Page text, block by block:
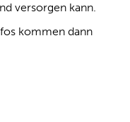
versorgen kann.
kommen dann